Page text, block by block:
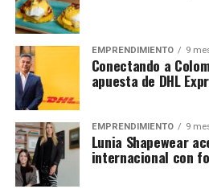
EMPRENDIMIENTO 9
Conectando a
apuesta de DHL
EMPRENDIMIENTO 9
Lunia Shapewear
internacional con